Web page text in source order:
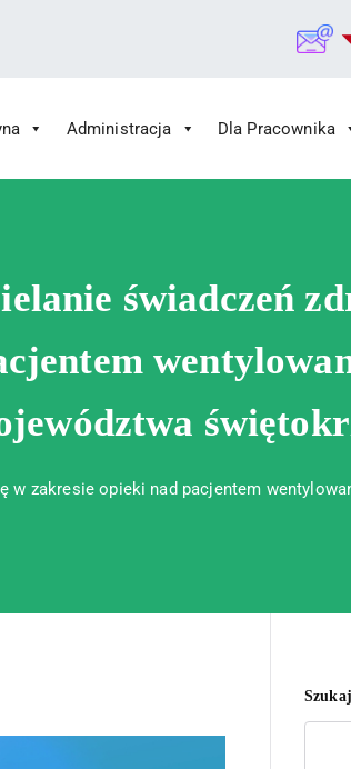
Górze
Administracja Dla Pracownika
świadczeń
zakresie opieki nad pacjentem
Szukaj